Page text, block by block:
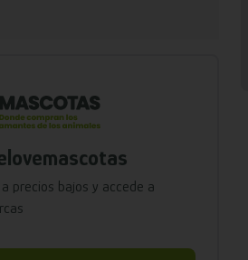
precios bajos y accede a